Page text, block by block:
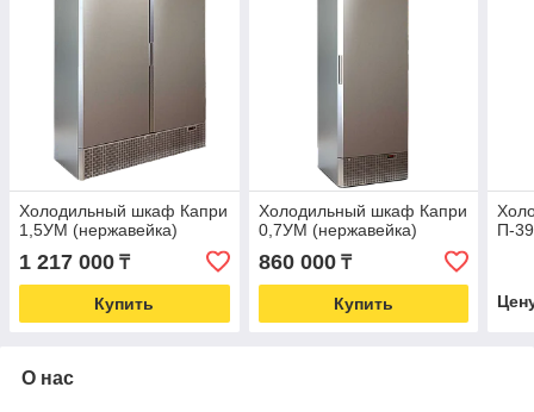
Холодильный шкаф Капри
1,5УМ (нержавейка)
1 217 000 ₸
Купить
Холодильный шкаф Капри
0,7УМ (нержавейка)
860 000₸
Купить
П-
О нас